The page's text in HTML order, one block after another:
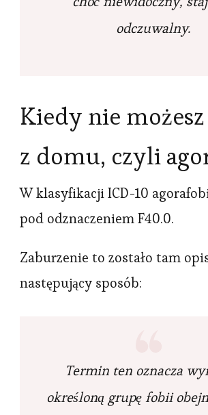
odczuwalny.
Kiedy nie
z domu, czyli
W klasyfikacji ICD-10
pod odznaczeniem F40.0.
Zaburzenie to zostało tam
następujący sposób:
Termin ten oznacza
określoną grupę fobii